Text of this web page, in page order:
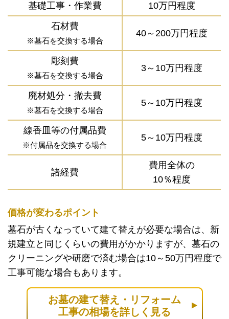
基礎工事・作業費
10万円程度
石材費
※墓石を交換する場合
40～200万円程度
彫刻費
※墓石を交換する場合
3～10万円程度
廃材処分・撤去費
※墓石を交換する場合
5～10万円程度
線香皿等の付属品費
※付属品を交換する場合
5～10万円程度
諸経費
費用全体の
10％程度
価格が変わるポイント
墓石が古くなっていて建て替えが必要な場合は、新
規建立と同じくらいの費用がかかりますが、墓石の
クリーニングや研磨で済む場合は10～50万円程度で
工事可能な場合もあります。
お墓の建て替え・リフォーム
工事の相場を詳しく見る